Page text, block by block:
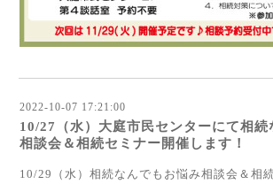
2022-10-07 17:21:00
10/27（水）大庭市民センターにて相続
相談会＆相続セミナー開催します！
10/29（水）相続なんでもお悩み相談会＆相